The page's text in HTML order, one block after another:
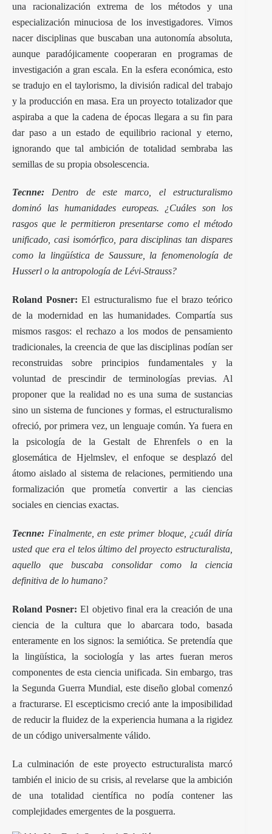
una racionalización extrema de los métodos y una
especialización minuciosa de los investigadores. Vimos
nacer disciplinas que buscaban una autonomía absoluta,
aunque paradójicamente cooperaran en programas de
investigación a gran escala. En la esfera económica, esto
se tradujo en el taylorismo, la división radical del trabajo
y la producción en masa. Era un proyecto totalizador que
aspiraba a que la cadena de épocas llegara a su fin para
dar paso a un estado de equilibrio racional y eterno,
ignorando que tal ambición de totalidad sembraba las
semillas de su propia obsolescencia.
Tecnne:
Dentro de este marco, el estructuralismo
dominó las humanidades europeas. ¿Cuáles son los
rasgos que le permitieron presentarse como el método
unificado, casi isomórfico, para disciplinas tan dispares
como la lingüística de Saussure, la fenomenología de
Husserl o la antropología de Lévi-Strauss?
Roland Posner: El estructuralismo fue el brazo teórico
de la modernidad en las humanidades. Compartía sus
mismos rasgos: el rechazo a los modos de pensamiento
tradicionales, la creencia de que las disciplinas podían ser
reconstruidas sobre principios fundamentales y la
voluntad de prescindir de terminologías previas. Al
proponer que la realidad no es una suma de sustancias
sino un sistema de funciones y formas, el estructuralismo
ofreció, por primera vez, un lenguaje común. Ya fuera en
la psicología de la Gestalt de Ehrenfels o en la
glosemática de Hjelmslev, el enfoque se desplazó del
átomo aislado al sistema de relaciones, permitiendo una
formalización que prometía convertir a las ciencias
sociales en ciencias exactas.
Tecnne: Finalmente, en este primer bloque, ¿cuál diría
usted que era el telos último del proyecto estructuralista,
aquello que buscaba consolidar como la ciencia
definitiva de lo humano?
Roland Posner: El objetivo final era la creación de una
ciencia de la cultura que lo abarcara todo, basada
enteramente en los signos: la semiótica. Se pretendía que
la lingüística, la sociología y las artes fueran meros
componentes de esta ciencia unificada. Sin embargo, tras
la Segunda Guerra Mundial, este diseño global comenzó
a fracturarse. El escepticismo creció ante la imposibilidad
de reducir la fluidez de la experiencia humana a la rigidez
de un código universalmente válido.
La culminación de este proyecto estructuralista marcó
también el inicio de su crisis, al revelarse que la ambición
de una totalidad científica no podía contener las
complejidades emergentes de la posguerra.